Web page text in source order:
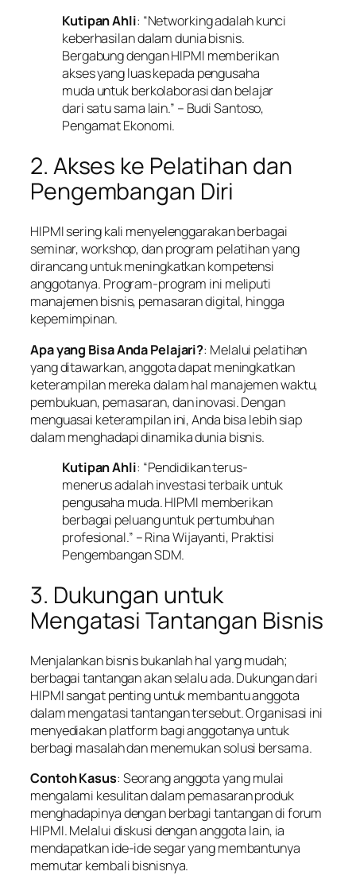
Kutipan Ahli: “Networking adalah kunci
keberhasilan dalam dunia bisnis.
Bergabung dengan HIPMI memberikan
akses yang luas kepada pengusaha
muda untuk berkolaborasi dan belajar
dari satu sama lain.” – Budi Santoso,
Pengamat Ekonomi.
2. Akses ke Pelatihan dan
Pengembangan Diri
HIPMI sering kali menyelenggarakan berbagai
seminar, workshop, dan program pelatihan yang
dirancang untuk meningkatkan kompetensi
anggotanya. Program-program ini meliputi
manajemen bisnis, pemasaran digital, hingga
kepemimpinan.
Apa yang Bisa Anda Pelajari?: Melalui pelatihan
yang ditawarkan, anggota dapat meningkatkan
keterampilan mereka dalam hal manajemen waktu,
pembukuan, pemasaran, dan inovasi. Dengan
menguasai keterampilan ini, Anda bisa lebih siap
dalam menghadapi dinamika dunia bisnis.
Kutipan Ahli: “Pendidikan terus-
menerus adalah investasi terbaik untuk
pengusaha muda. HIPMI memberikan
berbagai peluang untuk pertumbuhan
profesional.” – Rina Wijayanti, Praktisi
Pengembangan SDM.
3. Dukungan untuk
Mengatasi Tantangan Bisnis
Menjalankan bisnis bukanlah hal yang mudah;
berbagai tantangan akan selalu ada. Dukungan dari
HIPMI sangat penting untuk membantu anggota
dalam mengatasi tantangan tersebut. Organisasi ini
menyediakan platform bagi anggotanya untuk
berbagi masalah dan menemukan solusi bersama.
Contoh Kasus: Seorang anggota yang mulai
mengalami kesulitan dalam pemasaran produk
menghadapinya dengan berbagi tantangan di forum
HIPMI. Melalui diskusi dengan anggota lain, ia
mendapatkan ide-ide segar yang membantunya
memutar kembali bisnisnya.